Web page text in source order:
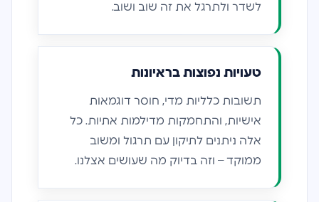
לשדר ולתרגל את זה שוב ושוב.
טעויות נפוצות בראיונות
תשובות כלליות מדי, חוסר דוגמאות
אישיות, והתחמקות מדילמות אתיות. כל
אלה ניתנים לתיקון עם תרגול ומשוב
ממוקד – וזה בדיוק מה שעושים אצלנו.